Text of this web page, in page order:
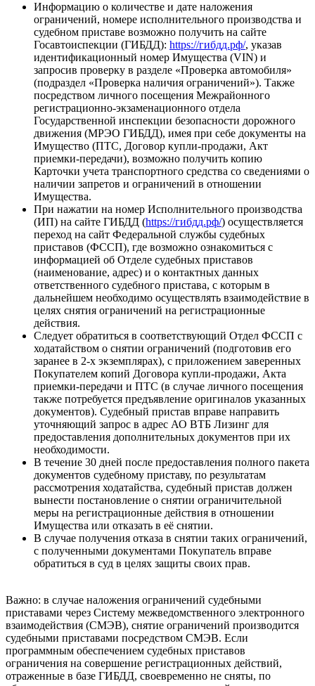
Информацию о количестве и дате наложения
ограничений, номере исполнительного производства и
судебном приставе возможно получить на сайте
Госавтоиспекции (ГИБДД): https://гибдд.рф/, указав
идентификационный номер Имущества (VIN) и
запросив проверку в разделе «Проверка автомобиля»
(подраздел «Проверка наличия ограничений»). Также
посредством личного посещения Межрайонного
регистрационно-экзаменационного отдела
Государственной инспекции безопасности дорожного
движения (МРЭО ГИБДД), имея при себе документы на
Имущество (ПТС, Договор купли-продажи, Акт
приемки-передачи), возможно получить копию
Карточки учета транспортного средства со сведениями о
наличии запретов и ограничений в отношении
Имущества.
При нажатии на номер Исполнительного производства
(ИП) на сайте ГИБДД (https://гибдд.рф/) осуществляется
переход на сайт Федеральной службы судебных
приставов (ФССП), где возможно ознакомиться с
информацией об Отделе судебных приставов
(наименование, адрес) и о контактных данных
ответственного судебного пристава, с которым в
дальнейшем необходимо осуществлять взаимодействие в
целях снятия ограничений на регистрационные
действия.
Следует обратиться в соответствующий Отдел ФССП с
ходатайством о снятии ограничений (подготовив его
заранее в 2-х экземплярах), с приложением заверенных
Покупателем копий Договора купли-продажи, Акта
приемки-передачи и ПТС (в случае личного посещения
также потребуется предъявление оригиналов указанных
документов). Судебный пристав вправе направить
уточняющий запрос в адрес АО ВТБ Лизинг для
предоставления дополнительных документов при их
необходимости.
В течение 30 дней после предоставления полного пакета
документов судебному приставу, по результатам
рассмотрения ходатайства, судебный пристав должен
вынести постановление о снятии ограничительной
меры на регистрационные действия в отношении
Имущества или отказать в её снятии.
В случае получения отказа в снятии таких ограничений,
с полученными документами Покупатель вправе
обратиться в суд в целях защиты своих прав.
Важно: в случае наложения ограничений судебными
приставами через Систему межведомственного электронного
взаимодействия (СМЭВ), снятие ограничений производится
судебными приставами посредством СМЭВ. Если
программным обеспечением судебных приставов
ограничения на совершение регистрационных действий,
отраженные в базе ГИБДД, своевременно не сняты, по